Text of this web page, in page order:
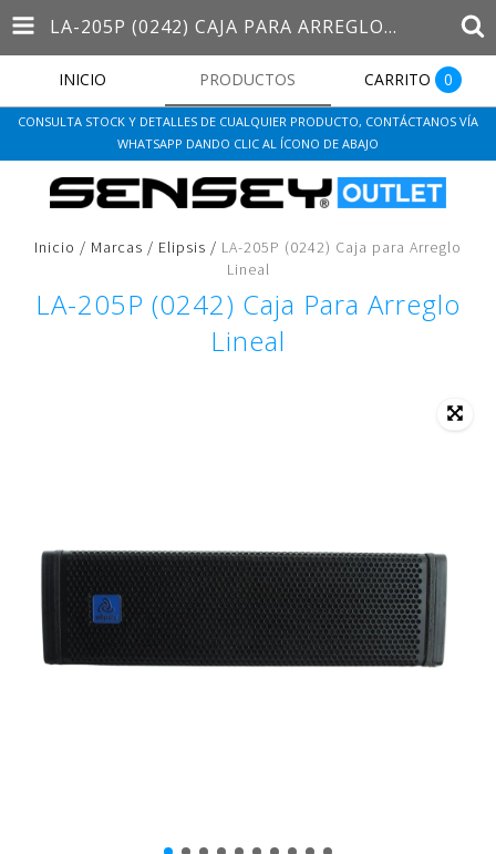
LA-205P (0242) CAJA PARA ARREGLO LINEAL
INICIO PRODUCTOS CARRITO 0
CONSULTA STOCK Y DETALLES DE CUALQUIER PRODUCTO, CONTÁCTANOS VÍA
WHATSAPP DANDO CLIC AL ÍCONO DE ABAJO
Inicio / Marcas / Elipsis / LA-205P (0242) Caja para Arreglo
Lineal
LA-205P (0242) Caja Para Arreglo
Lineal